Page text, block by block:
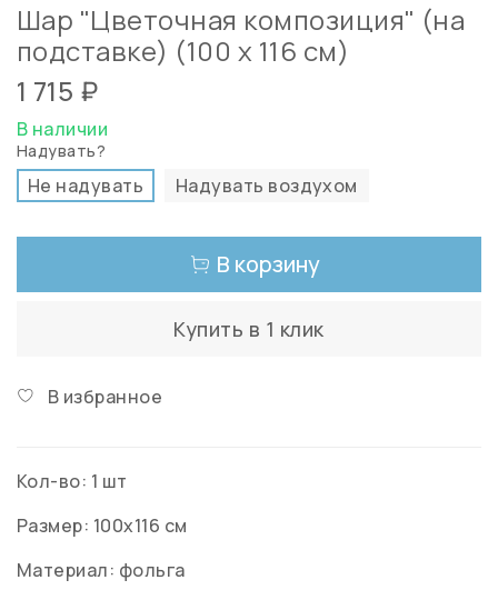
Шар "Цветочная композиция" (на
подставке) (100 х 116 см)
1 715 ₽
В наличии
Надувать?
Не надувать Надувать воздухом
В корзину
Купить в 1 клик
В избранное
Кол-во: 1 шт
Размер: 100x116 см
Материал: фольга